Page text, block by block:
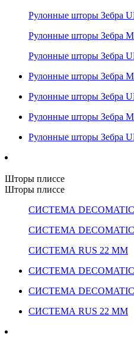
Рулонные шторы Зебра
Рулонные шторы Зебра
Рулонные шторы Зебра
Рулонные шторы Зебра
Рулонные шторы Зебра
Рулонные шторы Зебра
Рулонные шторы Зебра
Шторы плиссе
Шторы плиссе
СИСТЕМА
СИСТЕМА
СИСТЕМА RUS 22 ММ
СИСТЕМА
СИСТЕМА
СИСТЕМА RUS 22 ММ